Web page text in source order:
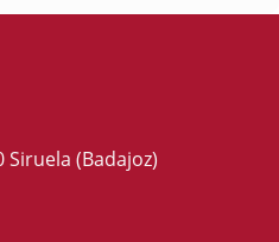
Siruela (Badajoz)